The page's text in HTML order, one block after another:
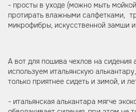
- просты в уходе (можно мыть
протирать влажными салфетками,
микрофибры, искусственной замши и
А вот для пошива чехлов на
используем итальянскую
только приятнее сидеть и зимой, и
- итальянская алькантара мягче